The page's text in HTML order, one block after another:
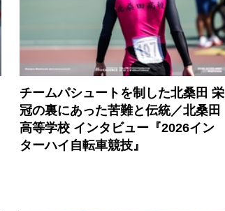
チームパシュートを制した北桑田 栄
冠の裏にあった苦難と伝統／北桑田
高等学校 インタビュー『2026イン
ターハイ自転車競技』